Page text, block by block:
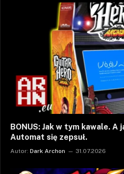
BONUS: Jak w tym kawale. A
Automat się zepsuł.
Autor: Dark Archon 31.07.2026